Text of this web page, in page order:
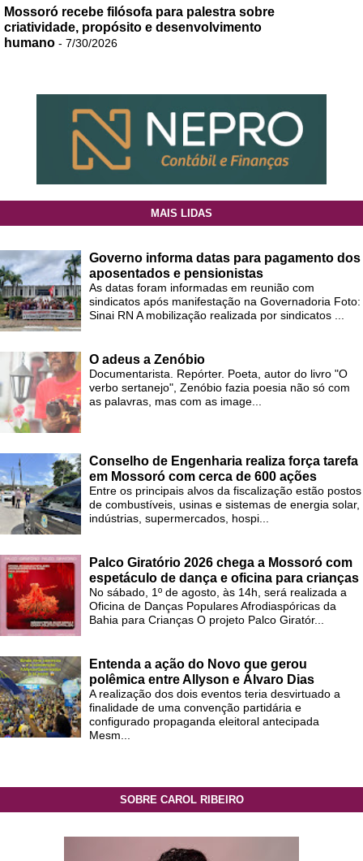
Mossoró recebe filósofa para palestra sobre
criatividade, propósito e desenvolvimento
humano - 7/30/2026
MAIS LIDAS
Governo informa datas para pagamento dos
aposentados e pensionistas
As datas foram informadas em reunião com
sindicatos após manifestação na Governadoria Foto:
Sinai RN A mobilização realizada por sindicatos ...
O adeus a Zenóbio
Documentarista. Repórter. Poeta, autor do livro "O
verbo sertanejo", Zenóbio fazia poesia não só com
as palavras, mas com as image...
Conselho de Engenharia realiza força tarefa
em Mossoró com cerca de 600 ações
Entre os principais alvos da fiscalização estão postos
de combustíveis, usinas e sistemas de energia solar,
indústrias, supermercados, hospi...
Palco Giratório 2026 chega a Mossoró com
espetáculo de dança e oficina para crianças
No sábado, 1º de agosto, às 14h, será realizada a
Oficina de Danças Populares Afrodiaspóricas da
Bahia para Crianças O projeto Palco Giratór...
Entenda a ação do Novo que gerou
polêmica entre Allyson e Álvaro Dias
A realização dos dois eventos teria desvirtuado a
finalidade de uma convenção partidária e
configurado propaganda eleitoral antecipada
Mesm...
SOBRE CAROL RIBEIRO